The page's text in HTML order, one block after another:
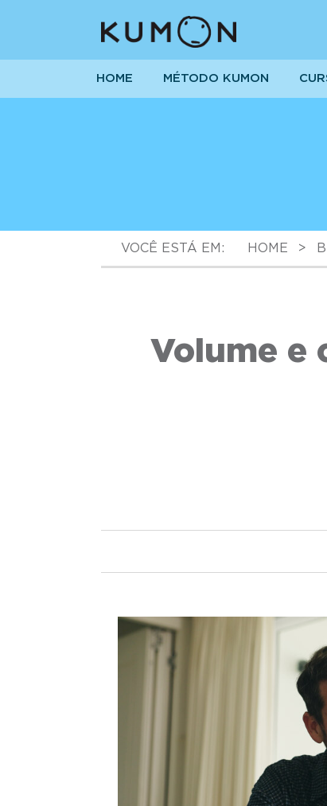
HOME MÉTODO KUMON
VOCÊ ESTÁ EM: HOME >
Volume e